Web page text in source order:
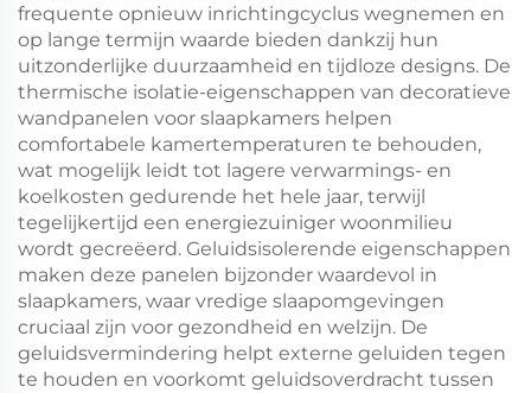
frequente opnieuw inrichtingcyclus wegnemen en
op lange termijn waarde bieden dankzij hun
uitzonderlijke duurzaamheid en tijdloze designs. De
thermische isolatie-eigenschappen van decoratieve
wandpanelen voor slaapkamers helpen
comfortabele kamertemperaturen te behouden,
wat mogelijk leidt tot lagere verwarmings- en
koelkosten gedurende het hele jaar, terwijl
tegelijkertijd een energiezuiniger woonmilieu
wordt gecreëerd. Geluidsisolerende eigenschappen
maken deze panelen bijzonder waardevol in
slaapkamers, waar vredige slaapomgevingen
cruciaal zijn voor gezondheid en welzijn. De
geluidsvermindering helpt externe geluiden tegen
te houden en voorkomt geluidsoverdracht tussen